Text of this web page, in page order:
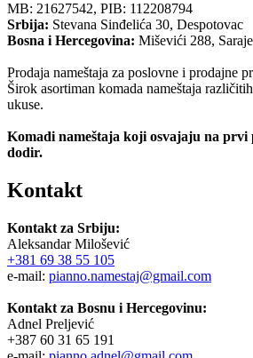
MB: 21627542, PIB: 112208794
Srbija: Stevana Sinđelića 30, Despotovac
Bosna i Hercegovina: Miševići 288,
Prodaja nameštaja za poslovne i prodajne
Širok asortiman komada nameštaja
ukuse.
Komadi nameštaja koji osvajaju na
dodir.
Kontakt
Kontakt za Srbiju:
Aleksandar Milošević
+381 69 38 55 105
e-mail: pianno.namestaj@gmail.com
Kontakt za Bosnu i Hercegovinu:
Adnel Preljević
+387 60 31 65 191